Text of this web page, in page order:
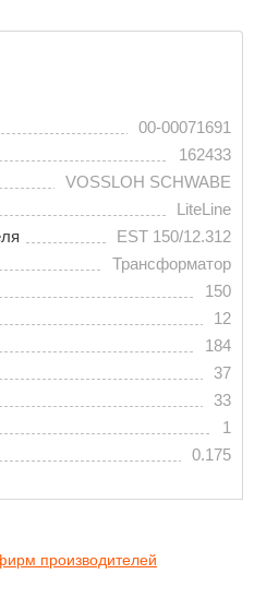
00-00071691
162433
VOSSLOH SCHWABE
LiteLine
EST 150/12.312
Трансформатор
150
12
184
37
33
1
0.175
производителей